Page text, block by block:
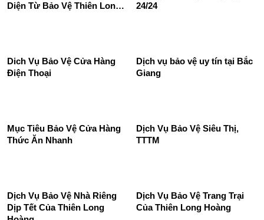
nghiệp, công ty
tâm thương mại
Dịch Vụ Bảo Vệ Khu Du Lịch
– Giải Pháp An Ninh Toàn
Thuê dịch vụ bảo vệ trường
học uy tín, chuyên nghiệp
Dich Vụ Bảo Vệ Cửa Hàng
Dịch vụ bảo vệ uy tín tại Bắc
Mục Tiêu Bảo Vệ Cửa Hàng
Dịch Vụ Bảo Vệ Siêu Thị,